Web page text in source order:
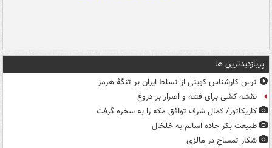
پربازدیدترین ها
ترس کارشناس کویتی از تسلط ایران بر تنگۀ هرمز
نقشه کشی برای فتنه و اصرار بر دروغ
کاریکاتور/ کمال شرف توافق مکه را به سخره گرفت
طبیعت بکر جاده اسالم به خلخال
شکار تمساح در مالزی